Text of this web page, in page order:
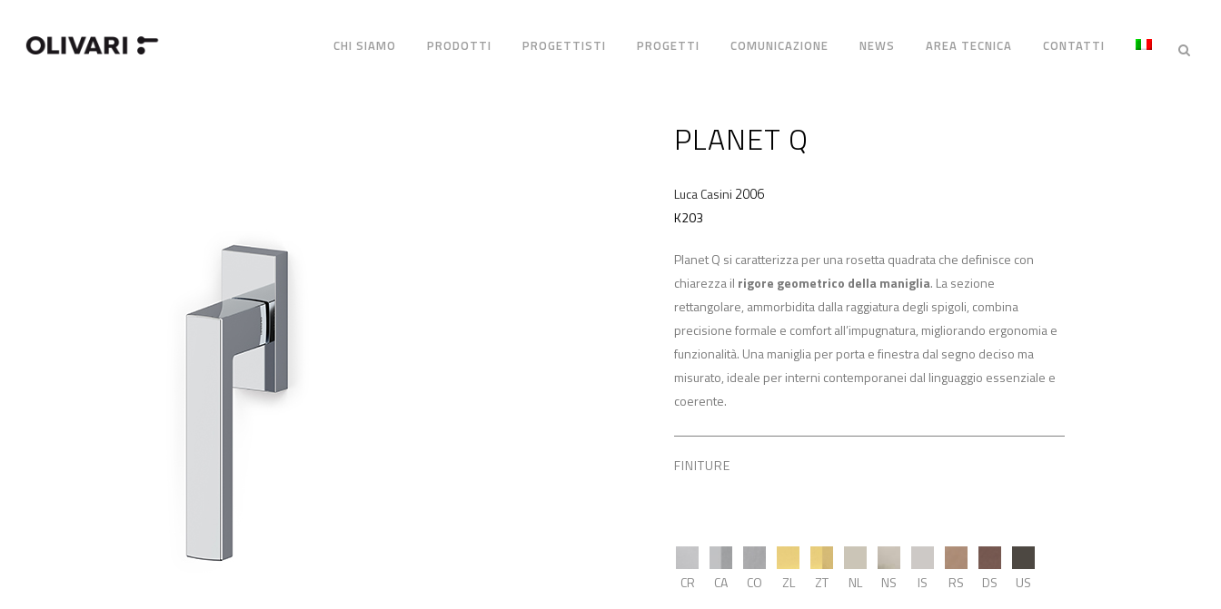
CHI SIAMO PRODOTTI PROGETTISTI PROGETTI COMUNICAZIONE NEWS AREA TECNICA CONTATTI
PLANET Q
Luca Casini 2006
K203
Planet Q si caratterizza per una rosetta quadrata che definisce con
chiarezza il rigore geometrico della maniglia. La sezione
rettangolare, ammorbidita dalla raggiatura degli spigoli, combina
precisione formale e comfort all’impugnatura, migliorando ergonomia e
funzionalità. Una maniglia per porta e finestra dal segno deciso ma
misurato, ideale per interni contemporanei dal linguaggio essenziale e
coerente.
FINITURE
CR CA CO ZL ZT NL NS IS RS DS US